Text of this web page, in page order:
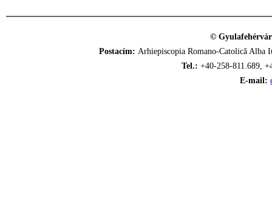
©
Postacím: Arhiepiscopia Romano-Catolică
Tel.: +40-258-811.689,
E-mail: